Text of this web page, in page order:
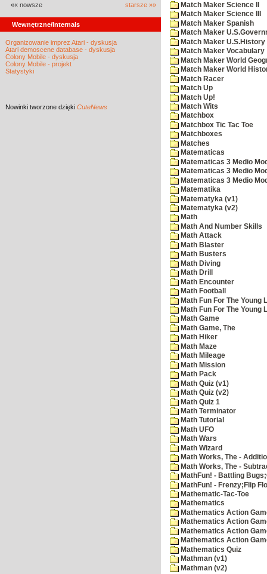
«« nowsze starsze »»
Wewnętrzne/Internals
Organizowanie imprez Atari - dyskusja
Atari demoscene database - dyskusja
Colony Mobile - dyskusja
Colony Mobile - projekt
Statystyki
Nowinki tworzone dzięki CuteNews
Match Maker Science II
Match Maker Science III
Match Maker Spanish
Match Maker
Match Maker U.S.History
Match Maker Vocabulary
Match Maker World
Match Maker World
Match Racer
Match Up
Match Up!
Match Wits
Matchbox
Matchbox Tic Tac Toe
Matchboxes
Matches
Matematicas
Matematicas 3 Medio
Matematicas 3 Medio
Matematicas 3 Medio
Matematika
Matematyka (v1)
Matematyka (v2)
Math
Math And Number Skills
Math Attack
Math Blaster
Math Busters
Math Diving
Math Drill
Math Encounter
Math Football
Math Fun For The Young
Math Fun For The Young
Math Game
Math Game, The
Math Hiker
Math Maze
Math Mileage
Math Mission
Math Pack
Math Quiz (v1)
Math Quiz (v2)
Math Quiz 1
Math Terminator
Math Tutorial
Math UFO
Math Wars
Math Wizard
Math Works, The -
Math Works, The -
MathFun! - Battling
MathFun! - Frenzy;Flip
Mathematic-Tac-Toe
Mathematics
Mathematics Action
Mathematics Action
Mathematics Action
Mathematics Action
Mathematics Quiz
Mathman (v1)
Mathman (v2)